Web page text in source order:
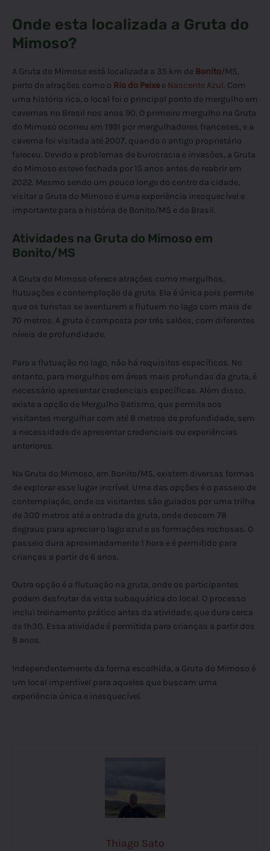
Onde esta localizada a Gruta do
Mimoso?
A Gruta do Mimoso está localizada a 35 km de Bonito/MS,
perto de atrações como o Rio do Peixe e Nascente Azul. Com
uma história rica, o local foi o principal ponto de mergulho em
cavernas no Brasil nos anos 90. O primeiro mergulho na Gruta
do Mimoso ocorreu em 1991 por mergulhadores franceses, e a
caverna foi visitada até 2007, quando o antigo proprietário
faleceu. Devido a problemas de burocracia e invasões, a Gruta
do Mimoso esteve fechada por 15 anos antes de reabrir em
2022. Mesmo sendo um pouco longe do centro da cidade,
visitar a Gruta do Mimoso é uma experiência inesquecível e
importante para a história de Bonito/MS e do Brasil.
Atividades na Gruta do Mimoso em
Bonito/MS
A Gruta do Mimoso oferece atrações como mergulhos,
flutuações e contemplação da gruta. Ela é única pois permite
que os turistas se aventurem e flutuem no lago com mais de
70 metros. A gruta é composta por três salões, com diferentes
níveis de profundidade.
Para a flutuação no lago, não há requisitos específicos. No
entanto, para mergulhos em áreas mais profundas da gruta, é
necessário apresentar credenciais específicas. Além disso,
existe a opção de Mergulho Batismo, que permite aos
visitantes mergulhar com até 8 metros de profundidade, sem
a necessidade de apresentar credenciais ou experiências
anteriores.
Na Gruta do Mimoso, em Bonito/MS, existem diversas formas
de explorar esse lugar incrível. Uma das opções é o passeio de
contemplação, onde os visitantes são guiados por uma trilha
de 300 metros até a entrada da gruta, onde descem 78
degraus para apreciar o lago azul e as formações rochosas. O
passeio dura aproximadamente 1 hora e é permitido para
crianças a partir de 6 anos.
Outra opção é a flutuação na gruta, onde os participantes
podem desfrutar da vista subaquática do local. O processo
inclui treinamento prático antes da atividade, que dura cerca
de 1h30. Essa atividade é permitida para crianças a partir dos
8 anos.
Independentemente da forma escolhida, a Gruta do Mimoso é
um local imperdível para aqueles que buscam uma
experiência única e inesquecível.
Thiago Sato